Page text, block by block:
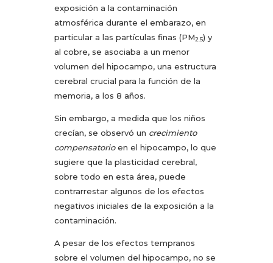
exposición a la contaminación
atmosférica durante el embarazo, en
particular a las partículas finas (PM2.5) y
al cobre, se asociaba a un menor
volumen del hipocampo, una estructura
cerebral crucial para la función de la
memoria, a los 8 años.
Sin embargo, a medida que los niños
crecían, se observó un crecimiento
compensatorioen el hipocampo, lo que
sugiere que la plasticidad cerebral,
sobre todo en esta área, puede
contrarrestar algunos de los efectos
negativos iniciales de la exposición a la
contaminación.
A pesar de los efectos tempranos
sobre el volumen del hipocampo, no se